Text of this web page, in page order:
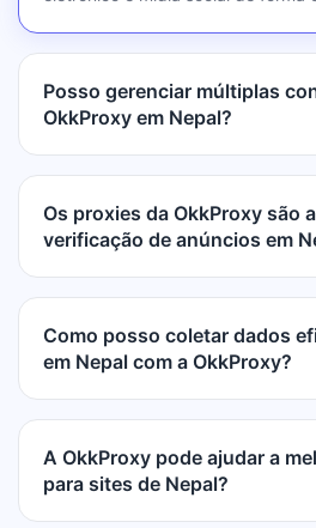
Posso gerenciar múltiplas
OkkProxy em Nepal?
Os proxies da OkkProxy são
verificação de anúncios em
Como posso coletar dados
em Nepal com a OkkProxy?
A OkkProxy pode ajudar a
para sites de Nepal?